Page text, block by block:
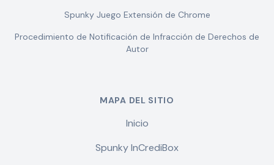
Spunky Juego Extensión de Chrome
Procedimiento de Notificación de Infracción de Derechos de
Autor
MAPA DEL SITIO
Inicio
Spunky InCrediBox